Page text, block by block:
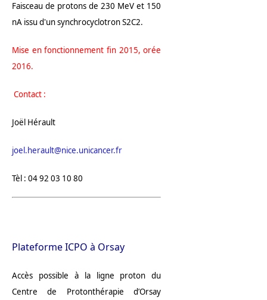
Faisceau de protons de 230 MeV et 150
nA issu d'un synchrocyclotron S2C2.
Mise en fonctionnement fin 2015, orée
2016.
Contact :
Joël Hérault
joel.herault@nice.unicancer.fr
Tèl : 04 92 03 10 80
Plateforme ICPO à Orsay
Accès possible à la ligne proton du
Centre de Protonthérapie d’Orsay